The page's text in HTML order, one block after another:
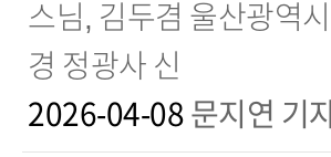
스님, 김두겸 울산광역
경 정광사 신
2026-04-08 문지연 기